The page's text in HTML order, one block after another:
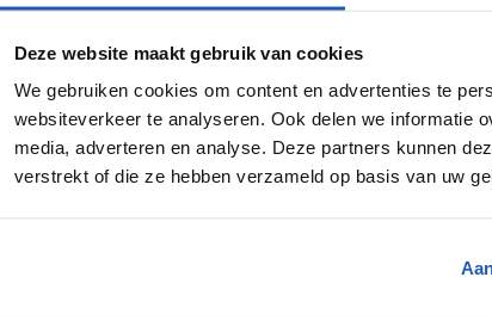
Deze website maakt gebruik van cookies
We gebruiken cookies om content en advertenties te
websiteverkeer te analyseren. Ook delen we informatie
media, adverteren en analyse. Deze partners kunnen
verstrekt of die ze hebben verzameld op basis van uw
con
ISO